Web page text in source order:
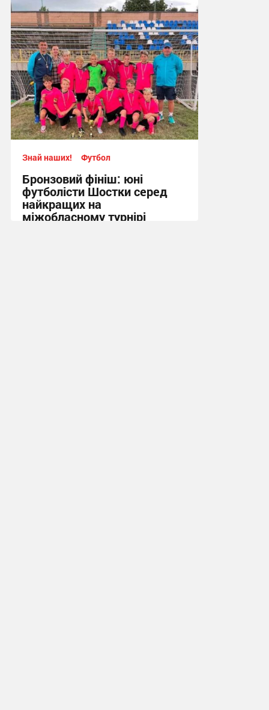
17:09, 4.08.2026
Знай наших! Футбол
Бронзовий фініш: юні
футболісти Шостки серед
найкращих на
міжобласному турнірі